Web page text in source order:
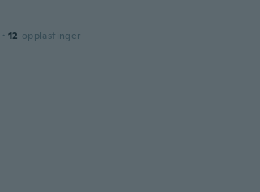
· 12 opplastinger